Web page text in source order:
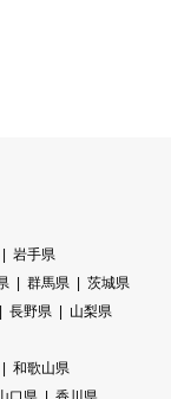
岩手県
群馬県
茨城県
長野県
山梨県
和歌山県